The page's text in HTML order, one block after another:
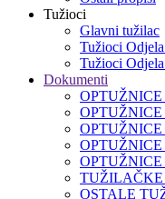
Tužioci
Glavni tužilac
Tužioci
Tužioci
Dokumenti
OPTUŽNICE
OPTUŽNICE
OPTUŽNICE
OPTUŽNICE
OPTUŽNICE
TUŽILAČKE
OSTALE